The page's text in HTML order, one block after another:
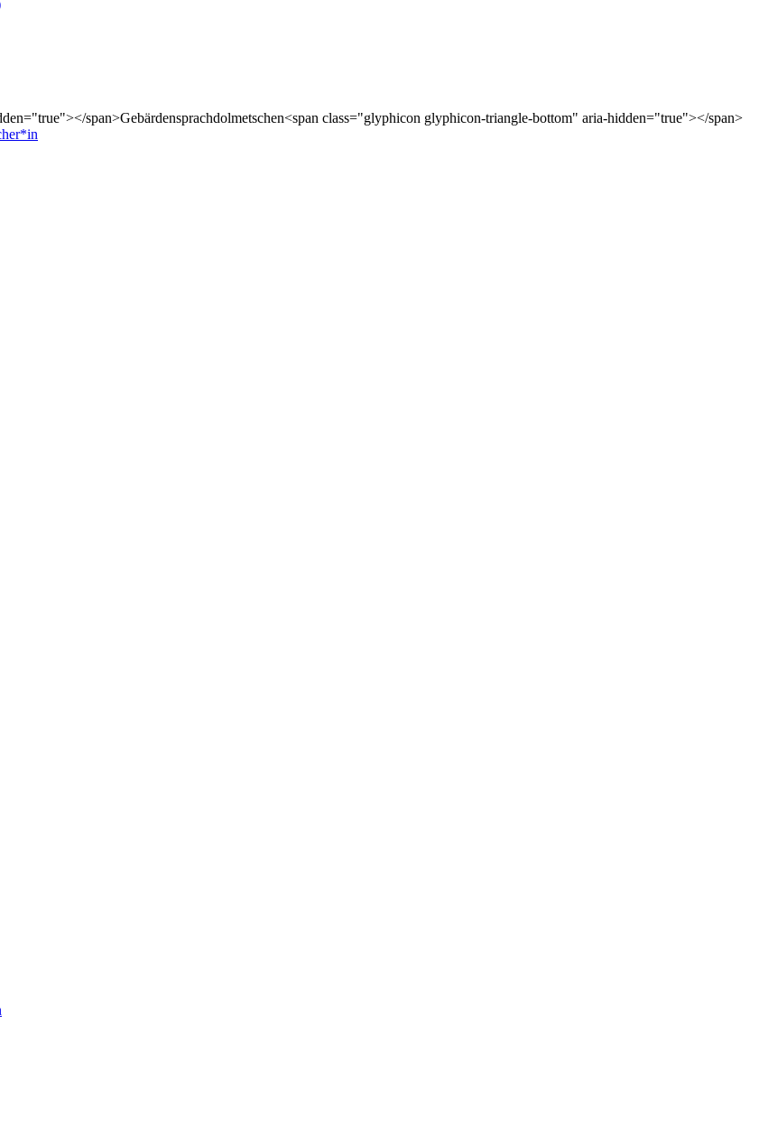
span>Gebärdensprachdolmetschen<span class="glyphicon glyphicon-triangle-bottom" aria-hidden="true"></span>